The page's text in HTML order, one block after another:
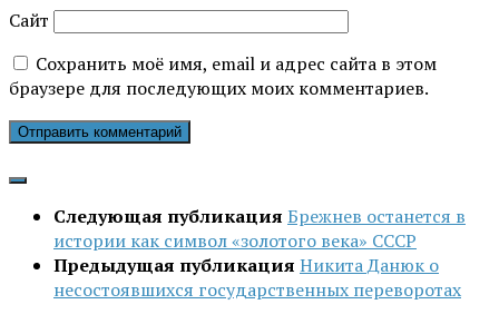
Сайт
Сохранить моё имя, email и адрес сайта в этом
браузере для последующих моих комментариев.
Следующая публикация Брежнев останется в
истории как символ «золотого века» СССР
Предыдущая публикация Никита Данюк о
несостоявшихся государственных переворотах